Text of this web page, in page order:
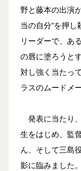
野と藤本の出演
当の自分”を押
リーダーで、あ
の唇に塗ろうと
対し強く当たっ
ラスのムードメ
発表に当たり
生をはじめ、監
ん、そして三島
影に臨みました